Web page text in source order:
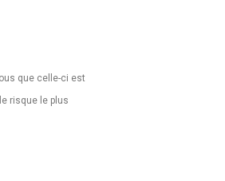
que celle-ci est
risque le plus